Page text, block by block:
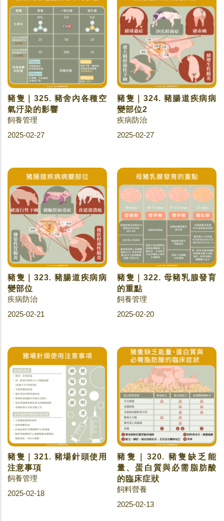
豬隻｜325. 豬舍內各種空
氣汙染的影響
飼養管理
2025-02-27
豬隻｜324. 豬腸道疾病病
變部位2
疾病防治
2025-02-27
豬隻｜323. 豬腸道疾病病
變部位
疾病防治
2025-02-21
豬隻｜322. 母豬乳腺發育
的重點
飼養管理
2025-02-20
豬隻｜321. 豬場針頭使用
注意事項
飼養管理
2025-02-18
豬隻｜320. 豬隻缺乏能
量、蛋白質與必需脂肪酸
的臨床症狀
飼料營養
2025-02-13